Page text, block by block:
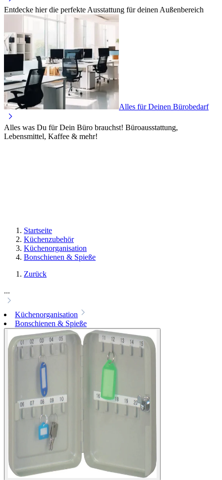
Entdecke hier die perfekte Ausstattung für deinen Außenbereich
Alles für Deinen Bürobedarf
Alles was Du für Dein Büro brauchst! Büroausstattung,
Lebensmittel, Kaffee & mehr!
Startseite
Küchenzubehör
Küchenorganisation
Bonschienen & Spieße
Zurück
...
Küchenorganisation
Bonschienen & Spieße